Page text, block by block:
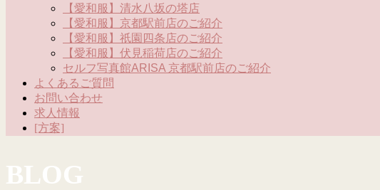
【愛和服】清水八坂の塔店
【愛和服】京都駅前店のご紹介
【愛和服】祇園四条店のご紹介
【愛和服】伏見稲荷店のご紹介
セルフ写真館ARISA 京都駅前店のご紹介
よくあるご質問
お問い合わせ
求人情報
[方案]
BLOG